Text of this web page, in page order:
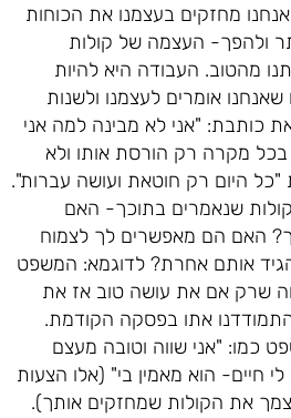
אנחנו מחזקים בעצמנו את הכוחות
ולהפך- העצמה של קולות
מהטוב. העבודה היא להיות
אומרים לעצמנו ולשנות
כותבת: "אני לא מבינה למה אני
מקרה רק הורסת אותו ולא
היום רק חוטאת ועושה עברות".
שנאמרים בתוכך- האם
האם הם מאפשרים לך לצמוח
אותם אחרת? לדוגמא: המשפט
שרק אם את עושה טוב אז את
אתו בפסקה הקודמת.
כמו: "אני שווה וטובה מעצם
חיים- הוא מאמין בי" (אלו הצעות
את הקולות שמחזקים אותך).